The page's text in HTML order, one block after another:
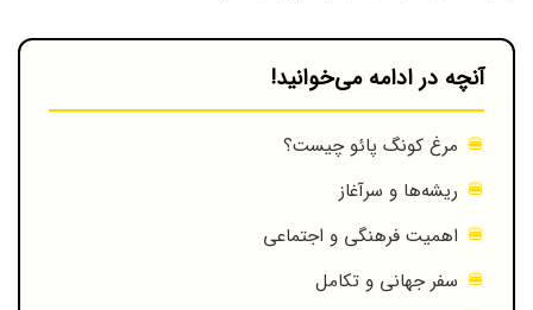
آنچه در ادامه می‌خوانید!
مرغ کونگ پائو چیست؟
ریشه‌ها و سرآغاز
اهمیت فرهنگی و اجتماعی
سفر جهانی و تکامل